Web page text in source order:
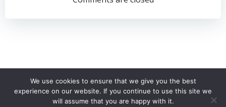
© 2026 Psiho Science. Toate drepturile rezervate
We use cookies to ensure that we give you the best
experience on our website. If you continue to use this site we
will assume that you are happy with it.